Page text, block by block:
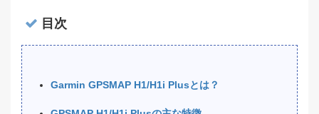
目次
Garmin GPSMAP H1/H1i Plusとは？